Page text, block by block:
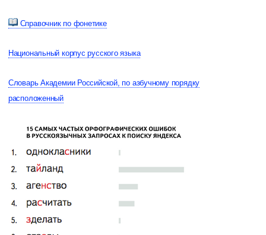
Справочник по фонетике
Национальный корпус русского языка
Словарь Академии Российской, по азбучному порядку
расположенный